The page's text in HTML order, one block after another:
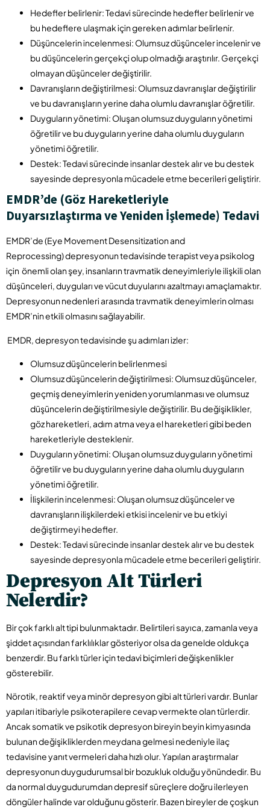
Hedefler belirlenir: Tedavi sürecinde hedefler belirlenir ve
bu hedeflere ulaşmak için gereken adımlar belirlenir.
Düşüncelerin incelenmesi: Olumsuz düşünceler incelenir ve
bu düşüncelerin gerçekçi olup olmadığı araştırılır. Gerçekçi
olmayan düşünceler değiştirilir.
Davranışların değiştirilmesi: Olumsuz davranışlar değiştirilir
ve bu davranışların yerine daha olumlu davranışlar öğretilir.
Duyguların yönetimi: Oluşan olumsuz duyguların yönetimi
öğretilir ve bu duyguların yerine daha olumlu duyguların
yönetimi öğretilir.
Destek: Tedavi sürecinde insanlar destek alır ve bu destek
sayesinde depresyonla mücadele etme becerileri geliştirir.
EMDR’de (Göz Hareketleriyle
Duyarsızlaştırma ve Yeniden İşlemede) Tedavi
EMDR’de (Eye Movement Desensitization and
Reprocessing) depresyonun tedavisinde terapist veya psikolog
için önemli olan şey, insanların travmatik deneyimleriyle ilişkili olan
düşünceleri, duyguları ve vücut duyularını azaltmayı amaçlamaktır.
Depresyonun nedenleri arasında travmatik deneyimlerin olması
EMDR’nin etkili olmasını sağlayabilir.
EMDR, depresyon tedavisinde şu adımları izler:
Olumsuz düşüncelerin belirlenmesi
Olumsuz düşüncelerin değiştirilmesi: Olumsuz düşünceler,
geçmiş deneyimlerin yeniden yorumlanması ve olumsuz
düşüncelerin değiştirilmesiyle değiştirilir. Bu değişiklikler,
göz hareketleri, adım atma veya el hareketleri gibi beden
hareketleriyle desteklenir.
Duyguların yönetimi: Oluşan olumsuz duyguların yönetimi
öğretilir ve bu duyguların yerine daha olumlu duyguların
yönetimi öğretilir.
İlişkilerin incelenmesi: Oluşan olumsuz düşünceler ve
davranışların ilişkilerdeki etkisi incelenir ve bu etkiyi
değiştirmeyi hedefler.
Destek: Tedavi sürecinde insanlar destek alır ve bu destek
sayesinde depresyonla mücadele etme becerileri geliştirir.
Depresyon Alt Türleri
Nelerdir?
Bir çok farklı alt tipi bulunmaktadır. Belirtileri sayıca, zamanla veya
şiddet açısından farklılıklar gösteriyor olsa da genelde oldukça
benzerdir. Bu farklı türler için tedavi biçimleri değişkenlikler
gösterebilir.
Nörotik, reaktif veya minör depresyon gibi alt türleri vardır. Bunlar
yapıları itibariyle psikoterapilere cevap vermekte olan türlerdir.
Ancak somatik ve psikotik depresyon bireyin beyin kimyasında
bulunan değişikliklerden meydana gelmesi nedeniyle ilaç
tedavisine yanıt vermeleri daha hızlı olur. Yapılan araştırmalar
depresyonun duygudurumsal bir bozukluk olduğu yönündedir. Bu
da normal duygudurumdan depresif süreçlere doğru ilerleyen
döngüler halinde var olduğunu gösterir. Bazen bireyler de çoşkun